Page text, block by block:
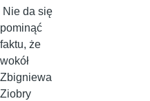
Nie da się
pominąć
faktu, że
wokół
Zbigniewa
Ziobry